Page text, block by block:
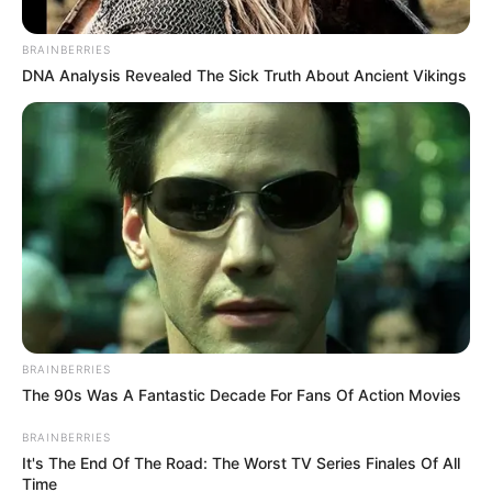
Captura de pantalla-redes sociales.
Venecia: Medicina Legal confirma estrangulamiento en
sospechoso
Por:
BRAINBERRIES
DNA Analysis Revealed The Sick Truth About Ancient Vikings
BRAINBERRIES
The 90s Was A Fantastic Decade For Fans Of Action Movies
BRAINBERRIES
It's The End Of The Road: The Worst TV Series Finales Of All
Time